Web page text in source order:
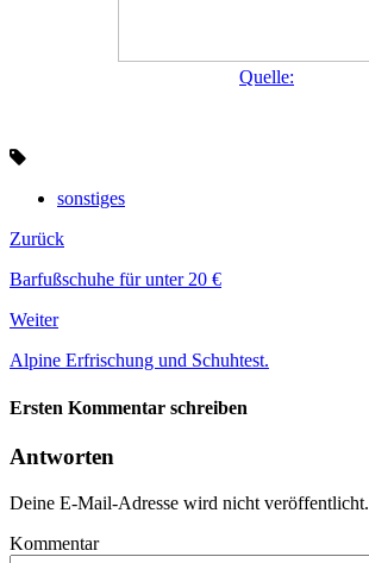
Quelle:
sonstiges
Zurück
Barfußschuhe für unter 20 €
Weiter
Alpine Erfrischung und Schuhtest.
Ersten Kommentar schreiben
Antworten
Deine E-Mail-Adresse wird nicht veröffentlicht.
Kommentar